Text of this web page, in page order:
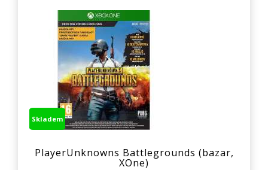
Skladem
PlayerUnknowns Battlegrounds (bazar,
XOne)